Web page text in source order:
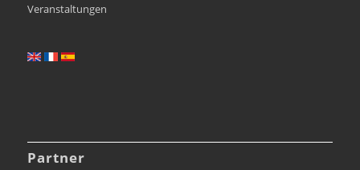
Veranstaltungen
Partner